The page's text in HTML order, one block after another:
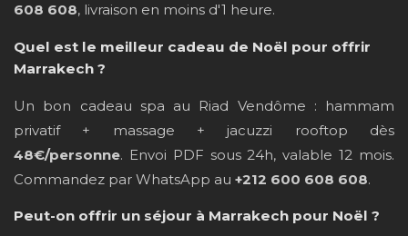
608 608, livraison en moins d'1 heure.
Quel est le meilleur cadeau de Noël pour offrir
Marrakech ?
Un bon cadeau spa au Riad Vendôme : hammam
privatif + massage + jacuzzi rooftop dès
48€/personne. Envoi PDF sous 24h, valable 12 mois.
Commandez par WhatsApp au +212 600 608 608.
Peut-on offrir un séjour à Marrakech pour Noël ?